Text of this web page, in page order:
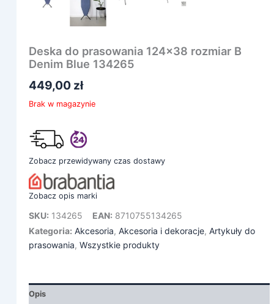
Deska do prasowania 124×38 rozmiar B
Denim Blue 134265
449,00 zł
Brak w magazynie
Zobacz przewidywany czas dostawy
Zobacz opis marki
SKU: 134265 EAN: 8710755134265
Kategoria: Akcesoria, Akcesoria i dekoracje, Artykuły do
prasowania, Wszystkie produkty
Opis